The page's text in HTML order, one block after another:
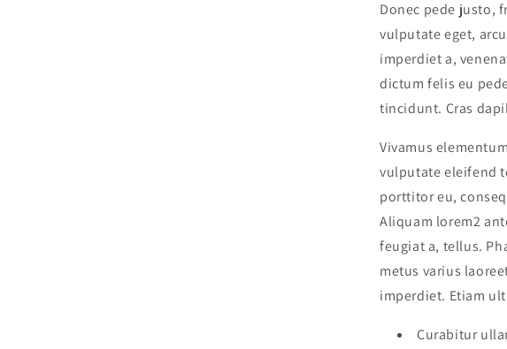
Donec pede justo,
vulputate eget,
imperdiet a,
dictum felis eu
tincidunt. Cras
Vivamus
vulputate eleifend
porttitor eu,
Aliquam lorem2
feugiat a, tellus.
metus varius
imperdiet. Etiam
Curabitur